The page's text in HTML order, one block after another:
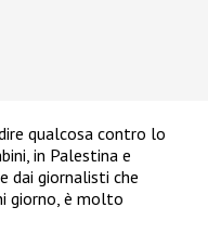
qualcosa contro lo
in Palestina e
dai giornalisti che
giorno, è molto